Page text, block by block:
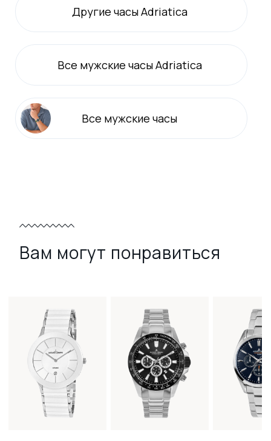
Другие часы Adriatica
Все мужские часы Adriatica
Все мужские часы
Вам могут понравиться